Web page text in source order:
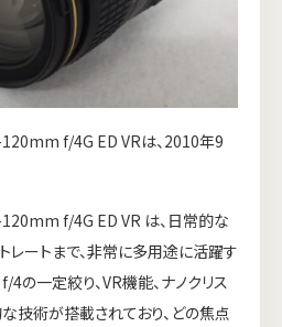
f/4G ED VRは、2010年9
f/4G ED VR は、日常的な
レートまで、非常に多用途に活躍す
4の一定絞り、VR機能、ナノクリス
技術が搭載されており、どの焦点